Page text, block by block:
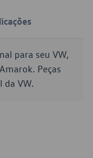
para seu VW,
Peças
da VW.